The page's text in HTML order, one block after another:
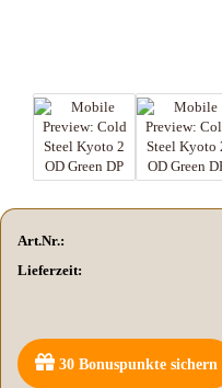
Art.Nr.:
Lieferzeit:
30 Bonuspunkte sichern